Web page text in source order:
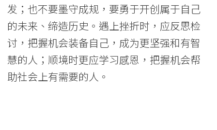
国
际
学
院
发；也不要墨守成规，要勇于开创属于自己
的未来、缔造历史。遇上挫折时，应反思检
讨，把握机会装备自己​​​​，成为更坚强和有智
慧的人；顺境时更应学习感恩，把握机会帮
助社会上有需要的人。